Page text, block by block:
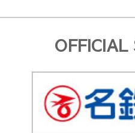
OFFICIAL